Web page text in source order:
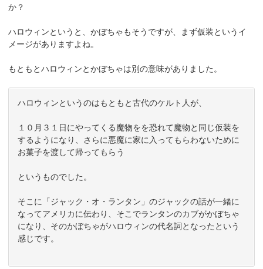
か？
ハロウィンというと、かぼちゃもそうですが、まず仮装というイ
メージがありますよね。
もともとハロウィンとかぼちゃは別の意味がありました。
ハロウィンというのはもともと古代のケルト人が、
１０月３１日にやってくる魔物をを恐れて魔物と同じ仮装を
するようになり、さらに悪魔に家に入ってもらわないために
お菓子を渡して帰ってもらう
というものでした。
そこに「ジャック・オ・ランタン」のジャックの話が一緒に
なってアメリカに伝わり、そこでランタンのカブがかぼちゃ
になり、そのかぼちゃがハロウィンの代名詞となったという
感じです。